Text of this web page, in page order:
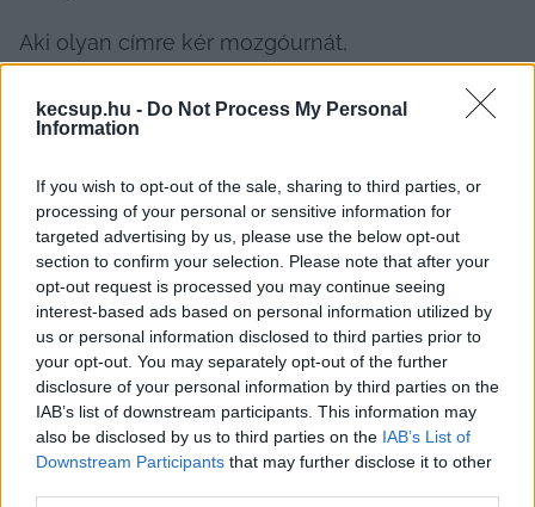
kecsup.hu - Do Not Process My Personal
Information
If you wish to opt-out of the sale, sharing to third parties, or
processing of your personal or sensitive information for
targeted advertising by us, please use the below opt-out
section to confirm your selection. Please note that after your
opt-out request is processed you may continue seeing
interest-based ads based on personal information utilized by
us or personal information disclosed to third parties prior to
your opt-out. You may separately opt-out of the further
disclosure of your personal information by third parties on the
IAB’s list of downstream participants. This information may
also be disclosed by us to third parties on the IAB’s List of
Downstream Participants that may further disclose it to other
Aki olyan címre kér mozgóurnát,
amely nem abban a szavazókörben
szerepel, illetve
olyan címre kér mozgóurnát, amely nem
azon a településen található, amelynek
névjegyzékében szerepel,